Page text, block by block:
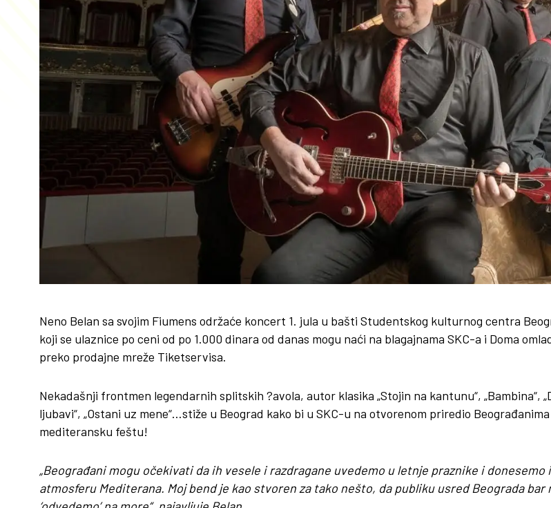
Neno Belan sa svojim Fiumens održaće koncert 1. jula u bašti Studentskog kulturnog centra
koji se ulaznice po ceni od po 1.000 dinara od danas mogu naći na blagajnama SKC-a i Doma
preko prodajne mreže Tiketservisa.
Nekadašnji frontmen legendarnih splitskih ?avola, autor klasika „Stojin na kantunu“, „Bambina“,
ljubavi“, „Ostani uz mene“…stiže u Beograd kako bi u SKC-u na otvorenom priredio
mediteransku feštu!
„Beograđani mogu očekivati da ih vesele i razdragane uvedemo u letnje praznike i donesemo
atmosferu Mediterana. Moj bend je kao stvoren za tako nešto, da publiku usred Beograda bar